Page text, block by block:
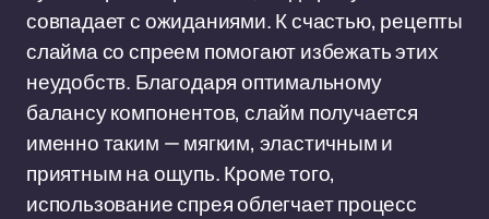
совпадает с ожиданиями. К счастью, рецепты
слайма со спреем помогают избежать этих
неудобств. Благодаря оптимальному
балансу компонентов, слайм получается
именно таким — мягким, эластичным и
приятным на ощупь. Кроме того,
использование спрея облегчает процесс